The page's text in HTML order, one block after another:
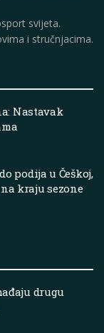
svijeta.
i stručnjacima.
Nastavak
podija u Češkoj,
kraju sezone
drugu